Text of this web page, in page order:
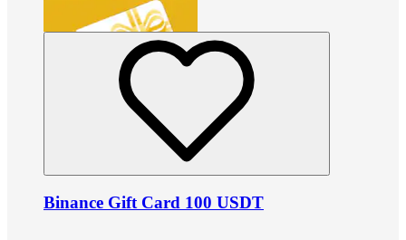
Binance Gift Card 100 USDT